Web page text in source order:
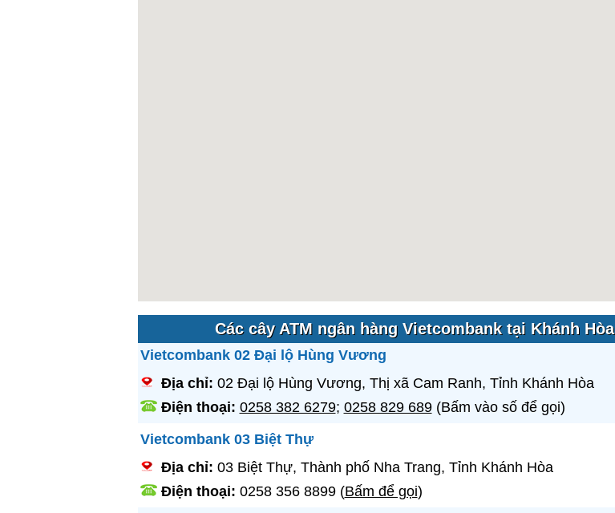
Các cây ATM ngân hàng Vietcombank tại Khánh Hòa
Vietcombank 02 Đại lộ Hùng Vương
Địa chỉ: 02 Đại lộ Hùng Vương, Thị xã Cam Ranh, Tỉnh Khánh Hòa
Điện thoại: 0258 382 6279; 0258 829 689(Bấm vào số để gọi)
Vietcombank 03 Biệt Thự
Địa chỉ: 03 Biệt Thự, Thành phố Nha Trang, Tỉnh Khánh Hòa
Điện thoại: 0258 356 8899(Bấm để gọi)